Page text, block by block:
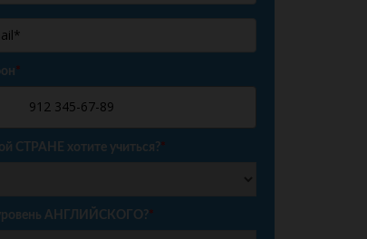
*
СТРАНЕ хотите учиться?*
АНГЛИЙСКОГО?*